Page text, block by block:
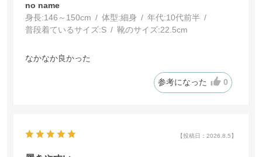
no name
身長:146～150cm 体型:細身 年代:10代前半
普段着ているサイズ:S 靴のサイズ:22.5cm
なかなか良かった
参考になった 0
【投稿日：2026.8.5】